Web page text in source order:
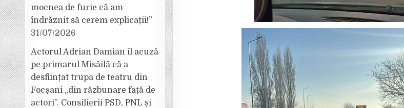
mocnea de furie că am
îndrăznit să cerem explicații!”
31/07/2026
Actorul Adrian Damian îl acuză
pe primarul Misăilă că a
desființat trupa de teatru din
Focșani „din răzbunare față de
actori”. Consilierii PSD, PNL și